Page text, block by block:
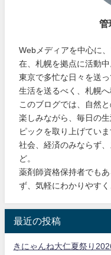
Webメディアを中心に
在、札幌を拠点に活動中
東京で多忙な日々を送
生活を送るべく、札幌
このブログでは、自然
楽しみながら、毎日の
ピックを取り上げていま
社会、経済のみならず
ど。
薬剤師資格保持者でも
ず、気軽にわかりやす
最近の投稿
きにゃんね大仁夏祭り